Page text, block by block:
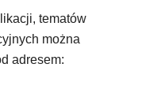
tematów
można
adresem: